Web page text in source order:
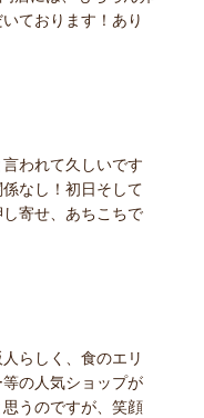
ております！あり
われて久しいです
なし！初日そして
寄せ、あちこちで
らしく、食のエリ
の人気ショップが
うのですが、笑顔